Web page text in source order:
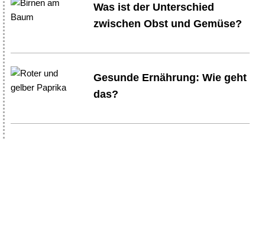
Was ist der Unterschied
zwischen Obst und Gemüse?
Gesunde Ernährung: Wie geht
das?